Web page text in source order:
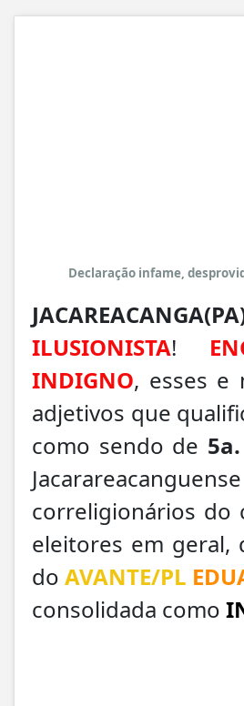
Declaração infame,
ILUSIONISTA!
INDIGNO, esses e
adjetivos que
como sendo de
correligionários do
eleitores em geral,
do AVANTE/PL
consolidada como